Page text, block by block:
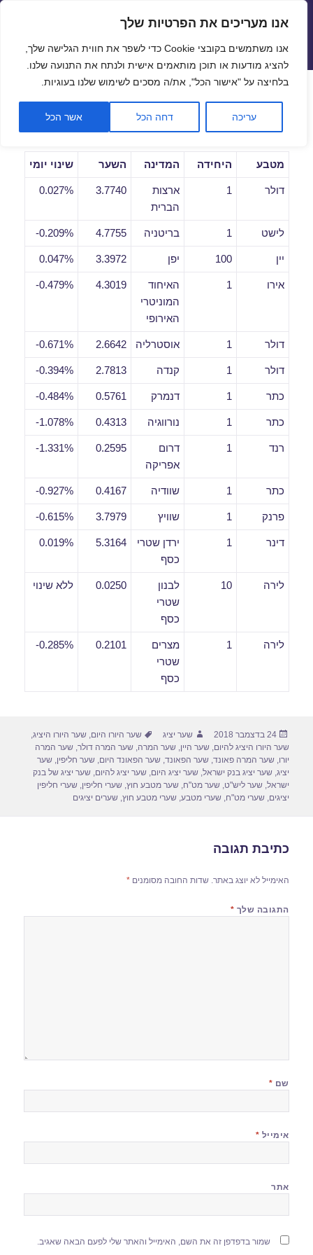
פתח
אנו מעריכים את הפרטיות שלך
אנו משתמשים בקובצי Cookie כדי לשפר את חווית הגלישה שלך,
להציג מודעות או תוכן מותאמים אישית ולנתח את התנועה שלנו.
בלחיצה על "אישור הכל", את/ה מסכים לשימוש שלנו בעוגיות.
עריכה דחה הכל אשר הכל
שערי חליפין יציגים – שער יציג
תפריטים
ווידג'טים
שערי חליפין יומיים לתאריך
24/12/2018
מטבע היחידה המדינה השער שינוי יומי
דולר 1
ארצות
הברית
3.7740
0.027%
לישט 1 בריטניה 4.7755
0.209%-
יין 100 יפן 3.3972
0.047%
אירו 1
האיחוד
המוניטרי
האירופי
4.3019
0.479%-
דולר 1 אוסטרליה 2.6642
0.671%-
דולר 1 קנדה 2.7813
0.394%-
כתר 1 דנמרק 0.5761
0.484%-
כתר 1 נורווגיה 0.4313
1.078%-
רנד 1
דרום
אפריקה
0.2595
1.331%-
כתר 1 שוודיה 0.4167
0.927%-
פרנק 1 שוויץ 3.7979
0.615%-
דינר 1
ירדן שטרי
כסף
5.3164
0.019%
לירה 10
לבנון
שטרי
כסף
0.0250 ללא שינוי
לירה 1
מצרים
שטרי
כסף
0.2101
0.285%-
פורסם
בתאריך
24 בדצמבר 2018 מחבר
שער יציג תגיות
שער היורו היום,שער היורו היציג,
שער היורו היציג להיום,שער היין,שער המרה,שער המרה דולר,שער המרה
יורו,שער המרה פאונד,שער הפאונד,שער הפאונד היום,שער חליפין,שער
יציג,שער יציג בנק ישראל,שער יציג היום,שער יציג להיום,שער יציג של בנק
ישראל,שער ליש"ט,שער מט"ח,שער מטבע חוץ,שערי חליפין,שערי חליפין
יציגים,שערי מט"ח,שערי מטבע,שערי מטבע חוץ,שערים יציגים
כתיבת תגובה
האימייל לא יוצג באתר. שדות החובה מסומנים*
התגובה שלך *
שם *
אימייל *
אתר
שמור בדפדפן זה את השם, האימייל והאתר שלי לפעם הבאה שאגיב.